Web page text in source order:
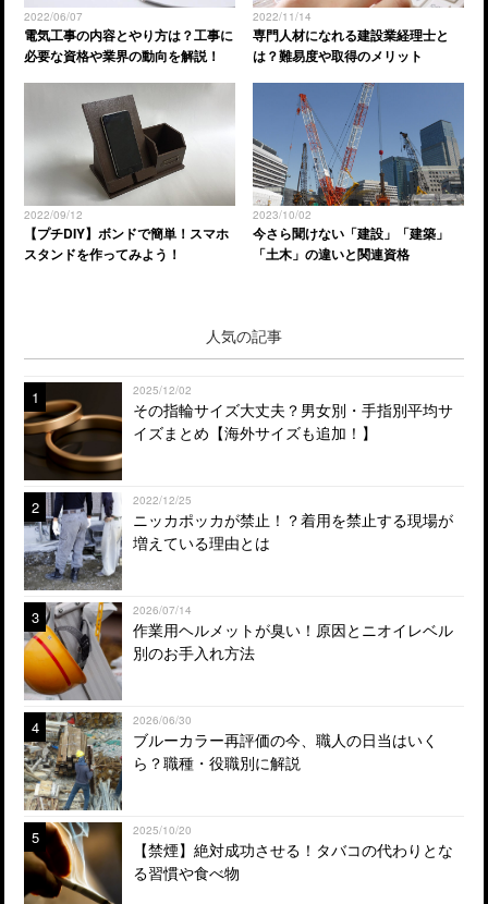
2022/06/07
電気工事の内容とやり方は？工事に
必要な資格や業界の動向を解説！
2022/11/14
専門人材になれる建設業経理士と
は？難易度や取得のメリット
2022/09/12
【プチDIY】ボンドで簡単！スマホ
スタンドを作ってみよう！
2023/10/02
今さら聞けない「建設」「建築」
「土木」の違いと関連資格
人気の記事
1 2025/12/02
その指輪サイズ大丈夫？男女別・手指別平均サ
イズまとめ【海外サイズも追加！】
2 2022/12/25
ニッカポッカが禁止！？着用を禁止する現場が
増えている理由とは
3 2026/07/14
作業用ヘルメットが臭い！原因とニオイレベル
別のお手入れ方法
4 2026/06/30
ブルーカラー再評価の今、職人の日当はいく
ら？職種・役職別に解説
5 2025/10/20
【禁煙】絶対成功させる！タバコの代わりとな
る習慣や食べ物